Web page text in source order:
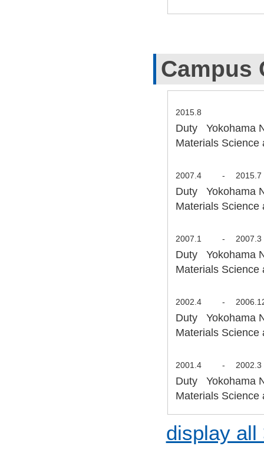
Campus
2015.8
Duty Yokohama
Materials
2007.4 - 2015.7
Duty Yokohama
Materials
2007.1 - 2007.3
Duty Yokohama
Materials
2002.4 -
Duty Yokohama
Materials
2001.4 - 2002.3
Duty Yokohama
Materials
display all